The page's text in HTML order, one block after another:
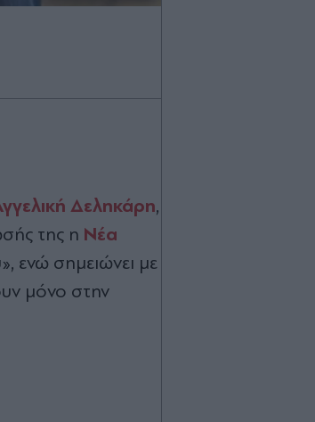
Δεληκάρη,
της η Νέα
ενώ σημειώνει με
μόνο στην